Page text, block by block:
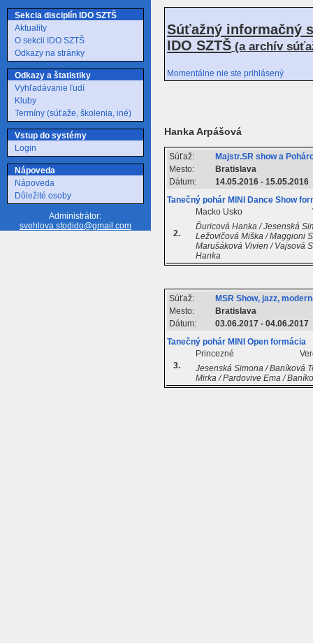
Sekcia disciplín IDO SZTŠ
Aktuality
O sekcii IDO SZTŠ
Odkazy na stránky
Odkazy a štatistiky
Vyhľadávanie ľudí
Kluby
Termíny (súťaže, školenia, iné)
Vstup do systémy
Login
Nápoveda
Nápoveda
Dôležité osoby
Administrátor:
svehlova.stodido@gmail.com
Súťažný informačný
IDO SZTŠ (a archív
Momentálne nie ste prihlásený
Hanka Arpášová
Súťaž:
Majstr.SR show a
Mesto:
Bratislava
Dátum:
14.05.2016 - 15.05.2016
Tanečný pohár MINI Dance Show
2.
Macko Usko
Ďuricová Hanka / Jesenská
Ležovičová Miška / Maggioni
Marušáková Vivien / Vajsová
Hanka
Súťaž:
MSR Show, jazz,
Mesto:
Bratislava
Dátum:
03.06.2017 - 04.06.2017
Tanečný pohár MINI Open formácia
3.
Princezné
Jesenská Simona / Baníková
Mirka / Pardovive Ema /